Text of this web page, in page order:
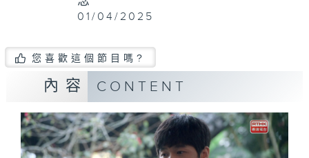
01/04/2025
您喜歡這個節目嗎?
內容 CONTENT